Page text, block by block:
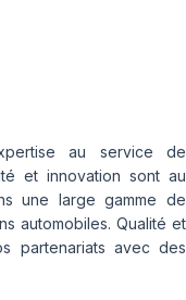
au service de
et innovation sont au
une large gamme de
automobiles. Qualité et
partenariats avec des